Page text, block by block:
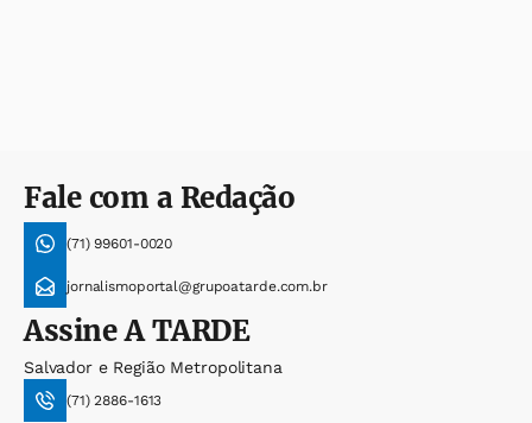
Fale com a Redação
(71) 99601-0020
jornalismoportal@grupoatarde.com.br
AssineA TARDE
Salvador e Região Metropolitana
(71) 2886-1613